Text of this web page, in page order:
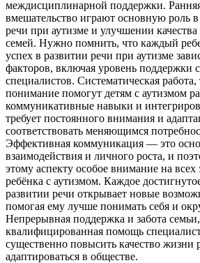
междисциплинарной поддержки.
вмешательство играют основную роль
речи при аутизме и улучшении
семей. Нужно помнить, что каждый
успех в развитии речи при аутизме
факторов, включая уровень поддержки
специалистов. Систематическая работа,
понимание помогут детям с аутизмом
коммуникативные навыки и
требует постоянного внимания и
соответствовать меняющимся
Эффективная коммуникация — это
взаимодействия и личного роста, и
этому аспекту особое внимание на всех
ребёнка с аутизмом. Каждое
развитии речи открывает новые
помогая ему лучше понимать себя и
Непрерывная поддержка и забота
квалифицированная помощь
существенно повысить качество жизни
адаптироваться в обществе.